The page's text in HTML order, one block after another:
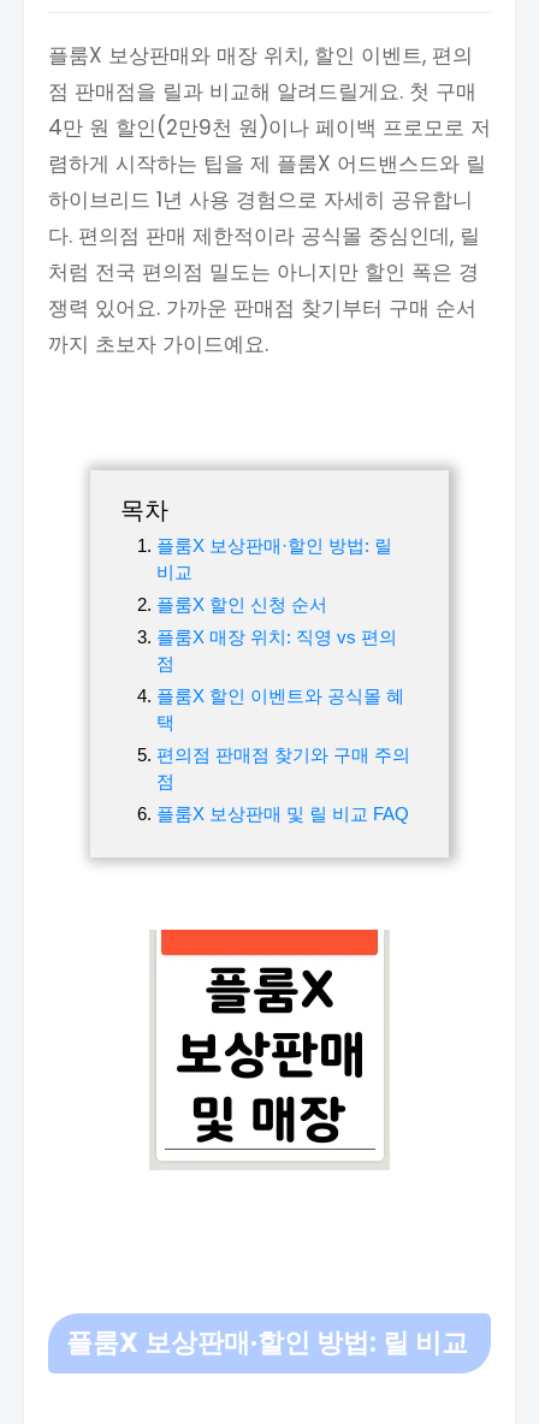
플룸X 보상판매와 매장 위치, 할인 이벤트, 편의
점 판매점을 릴과 비교해 알려드릴게요. 첫 구매
4만 원 할인(2만9천 원)이나 페이백 프로모로 저
렴하게 시작하는 팁을 제 플룸X 어드밴스드와 릴
하이브리드 1년 사용 경험으로 자세히 공유합니
다. 편의점 판매 제한적이라 공식몰 중심인데, 릴
처럼 전국 편의점 밀도는 아니지만 할인 폭은 경
쟁력 있어요. 가까운 판매점 찾기부터 구매 순서
까지 초보자 가이드예요.
목차
플룸X 보상판매·할인 방법: 릴
비교
플룸X 할인 신청 순서
플룸X 매장 위치: 직영 vs 편의
점
플룸X 할인 이벤트와 공식몰 혜
택
편의점 판매점 찾기와 구매 주의
점
플룸X 보상판매 및 릴 비교 FAQ
플룸X 보상판매·할인 방법: 릴 비교